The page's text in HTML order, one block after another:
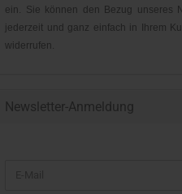
ein. Sie können den Bezug unseres
jederzeit und ganz einfach in Ihrem
widerrufen.
Newsletter-Anmeldung